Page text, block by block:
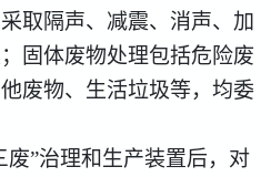
取隔声、减震、消声、加
固体废物处理包括危险废
废物、生活垃圾等，均委
废”治理和生产装置后，对